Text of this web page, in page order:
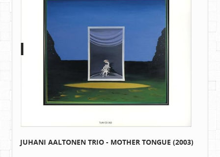
JUHANI AALTONEN TRIO - MOTHER TONGUE (2003)